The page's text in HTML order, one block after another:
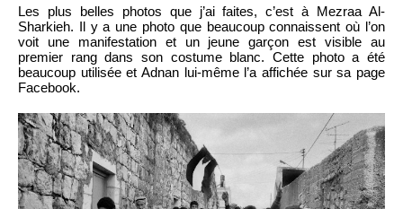
Les plus belles photos que j’ai faites, c’est à Mezraa Al-
Sharkieh. Il y a une photo que beaucoup connaissent où l’on
voit une manifestation et un jeune garçon est visible au
premier rang dans son costume blanc. Cette photo a été
beaucoup utilisée et Adnan lui-même l’a affichée sur sa page
Facebook.